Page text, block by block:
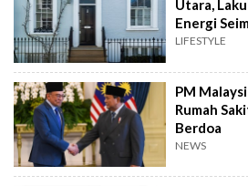
Utara,
Energi
LIFESTYLE
PM
Rumah
Berdoa
NEWS